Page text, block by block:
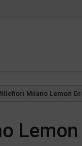
Milano Lemon
Lemon